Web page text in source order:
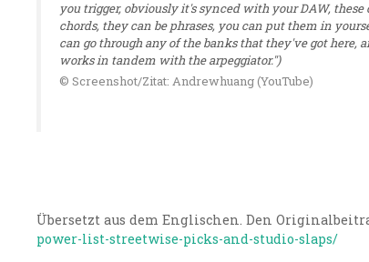
you trigger, obviously it's synced with your DAW, these
chords, they can be phrases, you can put them in
can go through any of the banks that they've got here,
works in tandem with the arpeggiator.")
© Screenshot/Zitat: Andrewhuang (YouTube)
Übersetzt aus dem Englischen. Den
power-list-streetwise-picks-and-studio-slaps/